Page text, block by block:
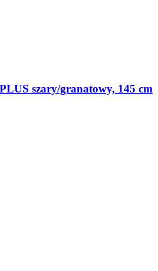
szary/granatowy, 145 cm